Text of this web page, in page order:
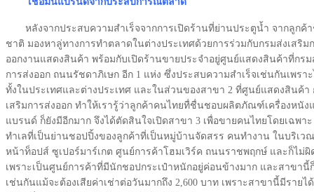
หลังจากประสบความสำเร็จจากการเปิดร้านที่ย่านประตูน้ำ จากลูกค้า
ชาติ มองหาลู่ทางการทำตลาดในต่างประเทศด้วยการร่วมกับกรมส่งเสริม
ออกงานแสดงสินค้า พร้อมกับเปิดร้านขายประจำอยู่ศูนย์แสดงสินค้าที่กรม
การส่งออก ถนนรัชดาภิเษก อีก 1 แห่ง ซึ่งประสบความสำเร็จเช่นกันเพรา
ทั้งในประเทศและต่างประเทศ และในส่วนของสาขา 2 ที่ศูนย์แสดงสินค้า
เสริมการส่งออก ทำให้เรารู้ว่าลูกค้าคนไทยทื่ชื่นชอบผลิตภัณฑ์เครื่องหนัง
แบรนด์ ก็ยังมีอีกมาก จึงได้ตัดสินใจเปิดสาขา 3 เพื่อขายคนไทยโดยเฉพาะ
ทำเลที่เป็นย่านชอปปิ้งของลูกค้าที่เป็นหมู่บ้านจัดสรร คนทำงาน ในบริเว
หน้าท็อปส์ ซูเปอร์มาร์เกต ศูนย์การค้าโฮมเวิร์ค ถนนราชพฤกษ์ และก็ไม่ผิ
เพราะเป็นศูนย์การค้าที่มีนักชอปกระเป๋าหนักอยู่ค่อนข้างมาก และสาขานี้
เช่นกันแม้จะต้องเสียค่าเช่าต่อวันมากถึง 2,600 บาท เพราะสาขานี้มีรายไ